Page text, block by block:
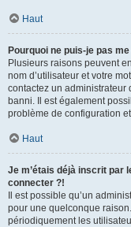
Haut
Pourquoi ne puis-je pas
Plusieurs raisons peuvent
nom d’utilisateur et votre
contactez un administrateur
banni. Il est également
problème de configuration
Haut
Je m’étais déjà inscrit par
connecter ?!
Il est possible qu’un
pour une quelconque
périodiquement les